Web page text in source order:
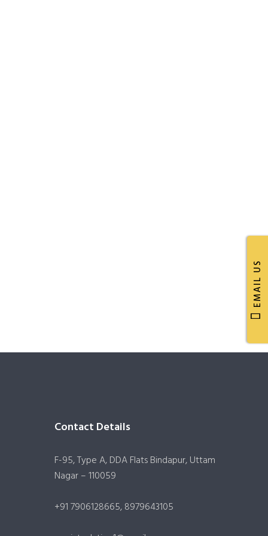
EMAIL US
Contact Details
F-95, Type A, DDA Flats Bindapur, Uttam
Nagar – 110059
+91 7906128665, 8979643105